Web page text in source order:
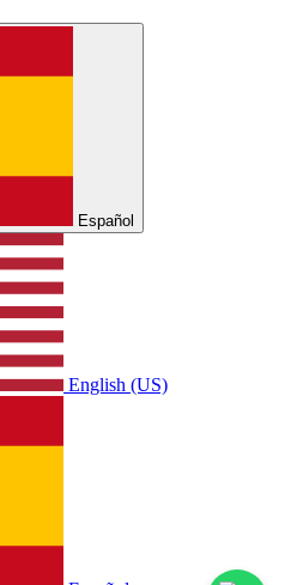
Español
English (US)